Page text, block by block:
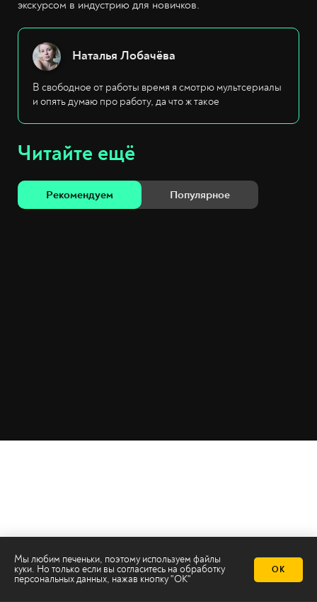
экскурсом в индустрию для новичков.
Наталья Лобачёва
В свободное от работы время я смотрю мультсериалы
и опять думаю про работу, да что ж такое
Читайте ещё
Рекомендуем Популярное
Мы любим печеньки, поэтому используем файлы
куки. Но только если вы согласитесь на обработку
персональных данных, нажав кнопку "ОК"
ОК